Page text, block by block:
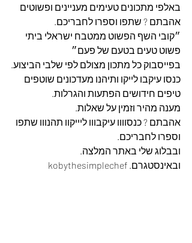
באלפי מתכונים טעימים מעניינים ופשוטים
אהבתם ? שתפו וספרו לחבריכם.
״קובי השף הפשוט ממטבח ישראלי ביתי
פשוט טעים בטעם של פעם״
בפייסבוק כל מתכון מצולם לפי שלבי הביצוע.
כנסו עיקבו לייקו ותיהנו מעדכונים שוטפים
טיפים חידושים הפתעות והגרלות.
מענה מהיר וזמין על שאלות.
אהבתם ? כנסוווו עיקבווו ליייקוו תהנווו שתפו
וספרו לחבריכם.
ובבלוג שלי באתר המלצה.
ובאינסטגרם. kobythesimplechef